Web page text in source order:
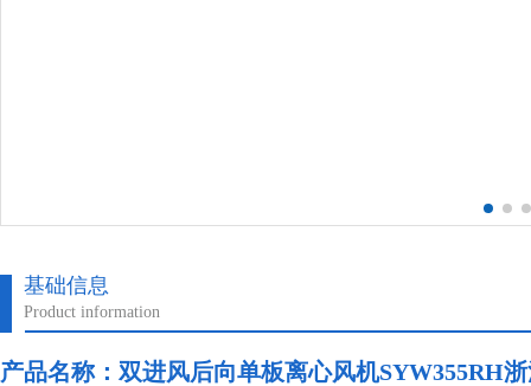
基础信息
Product information
产品名称：双进风后向单板离心风机SYW355RH